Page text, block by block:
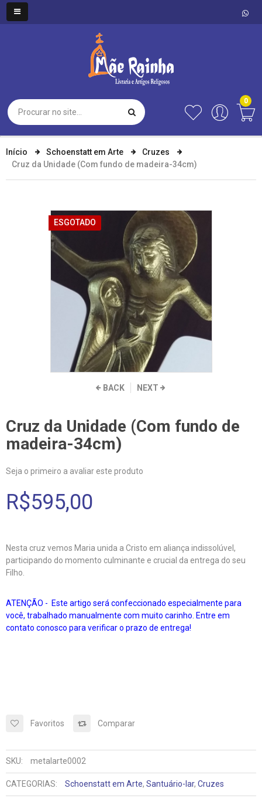
0
Início Schoenstatt em Arte
Cruzes
Cruz da Unidade (Com fundo de madeira-34cm)
BACK NEXT
ESGOTADO
Cruz da Unidade (Com fundo de
madeira-34cm)
Seja o primeiro a avaliar este produto
R$595,00
Nesta cruz vemos Maria unida a Cristo em aliança indissolúvel,
participando do momento culminante e crucial da entrega do seu
Filho.
ATENÇÃO - Este artigo será confeccionado especialmente para
você, trabalhado manualmente com muito carinho. Entre em
contato conosco para verificar o prazo de entrega!
Favoritos Comparar
SKU: metalarte0002
CATEGORIAS: Schoenstatt em Arte, Santuário-lar, Cruzes